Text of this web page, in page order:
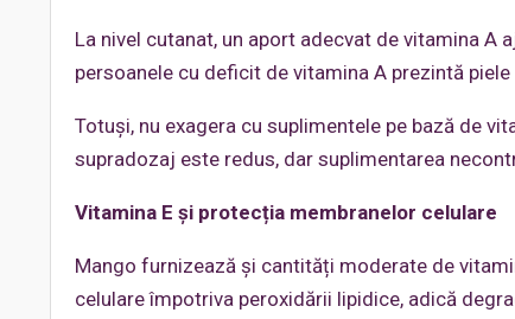
La nivel cutanat, un aport adecvat de vitamina
persoanele cu deficit de vitamina A prezintă
Totuși, nu exagera cu suplimentele pe bază de
supradozaj este redus, dar suplimentarea
Vitamina E și protecția membranelor celulare
Mango furnizează și cantități moderate de
celulare împotriva peroxidării lipidice, adică